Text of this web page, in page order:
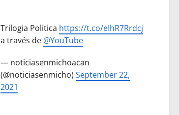
Trilogia Politica https://t.co/eIhR7Rrdcj
a través de @YouTube
— noticiasenmichoacan
(@noticiasenmicho)September 22,
2021